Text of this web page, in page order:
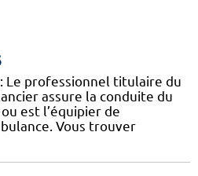
Le professionnel titulaire du
assure la conduite du
est l’équipier de
Vous trouver